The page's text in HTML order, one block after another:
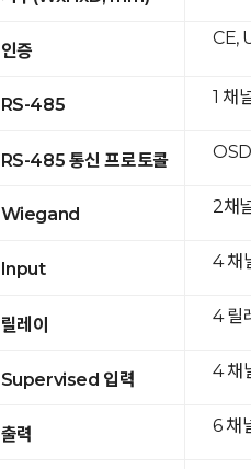
인증
RS-485
RS-485 통신 프로토콜
Wiegand
Input
릴레이
Supervised 입력
출력
CE,
1 채
2채
4 채
4 릴
4 채
6 채